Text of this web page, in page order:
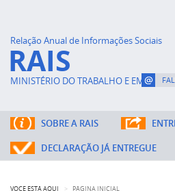
Relação Anual de Informações Sociais
RAIS
MINISTÉRIO DO TRABALHO E EMPREGO
SOBRE A RAIS
DECLARAÇÃO JÁ ENTREGUE
VOCÊ ESTÁ AQUI PÁGINA INICIAL